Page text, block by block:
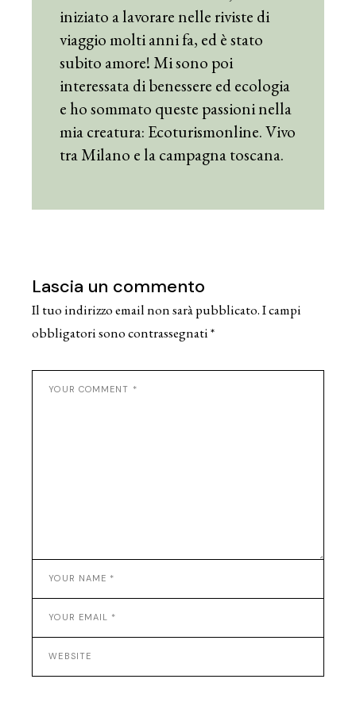
iniziato a lavorare nelle riviste di
viaggio molti anni fa, ed è stato
subito amore! Mi sono poi
interessata di benessere ed ecologia
e ho sommato queste passioni nella
mia creatura: Ecoturismonline. Vivo
tra Milano e la campagna toscana.
Lascia un commento
Il tuo indirizzo email non sarà pubblicato.I campi
obbligatori sono contrassegnati*